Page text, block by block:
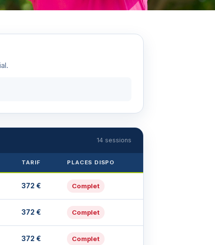
14 sessions
TARIF PLACES DISPO
372 € Complet
372 € Complet
372 € Complet